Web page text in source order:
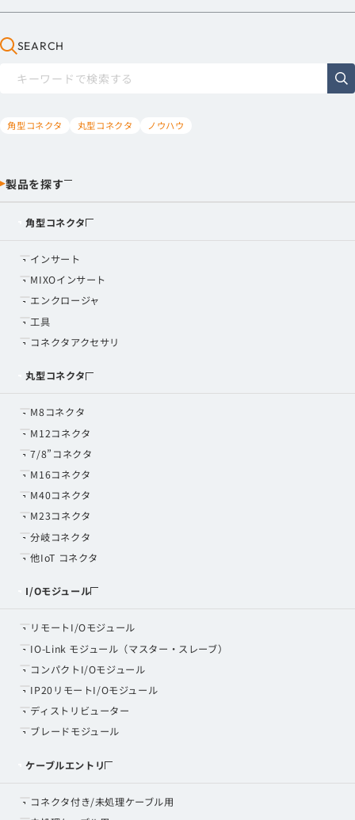
SEARCH
角型コネクタ 丸型コネクタ ノウハウ
製品を探す
角型コネクタ
インサート
MIXOインサート
エンクロージャ
工具
コネクタアクセサリ
丸型コネクタ
M8コネクタ
M12コネクタ
7/8”コネクタ
M16コネクタ
M40コネクタ
M23コネクタ
分岐コネクタ
他IoT コネクタ
I/Oモジュール
リモートI/Oモジュール
IO-Link モジュール（マスター・スレーブ）
コンパクトI/Oモジュール
IP20リモートI/Oモジュール
ディストリビューター
ブレードモジュール
ケーブルエントリ
コネクタ付き/未処理ケーブル用